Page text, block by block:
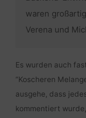
waren
Verena und
Es wurden auch
“Koscheren
ausgehe, dass
kommentiert